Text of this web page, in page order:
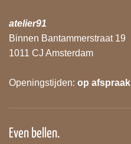
atelier91
Binnen Bantammerstraat 19
1011 CJ Amsterdam
Openingstijden: op afspraak
Even bellen.